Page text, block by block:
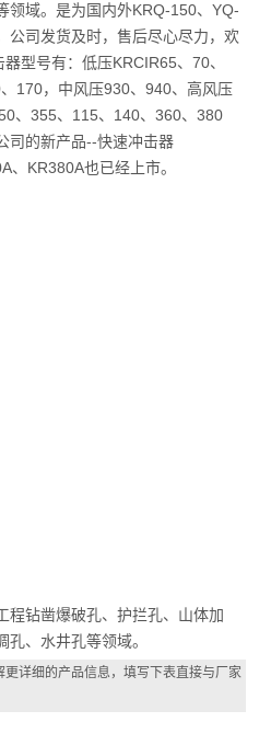
领域。是为国内外KRQ-150、YQ-
公司发货及时，售后尽心尽力，欢
型号有：低压KRCIR65、70、
170，中风压930、940、高风压
、355、115、140、360、380
司的新产品--快速冲击器
、KR380A也已经上市。
程钻凿爆破孔、护拦孔、山体加
孔、水井孔等领域。
更详细的产品信息，填写下表直接与厂家